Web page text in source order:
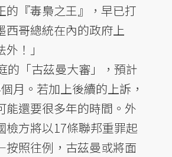
的『毒梟之王』，早已打
西哥總統在內的政府上
！」
的「古茲曼大審」，預計
月。若加上後續的上訴，
能還要很多年的時間。外
檢方將以17條聯邦重罪起
照往例，古茲曼或將面